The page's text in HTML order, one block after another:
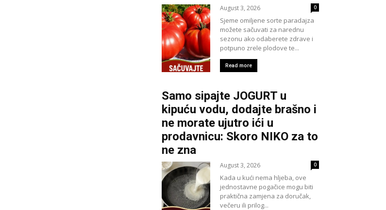
August 3, 2026 0
Sjeme omiljene sorte paradajza
možete sačuvati za narednu
sezonu ako odaberete zdrave i
potpuno zrele plodove te...
Read more
Samo sipajte JOGURT u
kipuću vodu, dodajte brašno i
ne morate ujutro ići u
prodavnicu: Skoro NIKO za to
ne zna
August 3, 2026 0
Kada u kući nema hljeba, ove
jednostavne pogačice mogu biti
praktična zamjena za doručak,
večeru ili prilog...